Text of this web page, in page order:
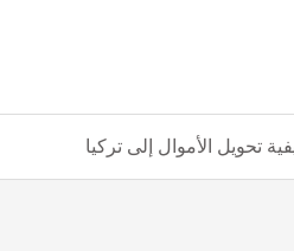
تحويل الأموال إلى تركيا